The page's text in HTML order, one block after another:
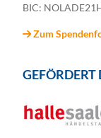
BIC:
Zum
GEFÖRDERT